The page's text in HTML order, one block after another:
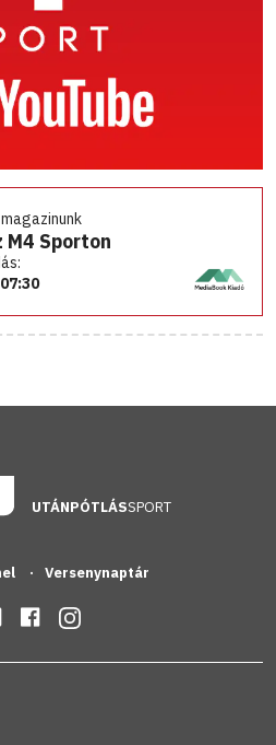
M4 Sporton
UTÁNPÓTLÁSSPORT
Versenynaptár